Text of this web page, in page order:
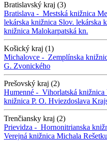
Bratislavský kraj (3)
Bratislava - Mestská knižnica
lekárska knižnica Slov. lekárska
knižnica Malokarpatská kn.
Košický kraj (1)
Michalovce - Zemplínska
G. Zvonického
Prešovský kraj (2)
Humenné - Vihorlatská knižnica
knižnica P. O. Hviezdoslava
Trenčiansky kraj (2)
Prievidza - Hornonitrianska
Verejná knižnica Michala Rešetku